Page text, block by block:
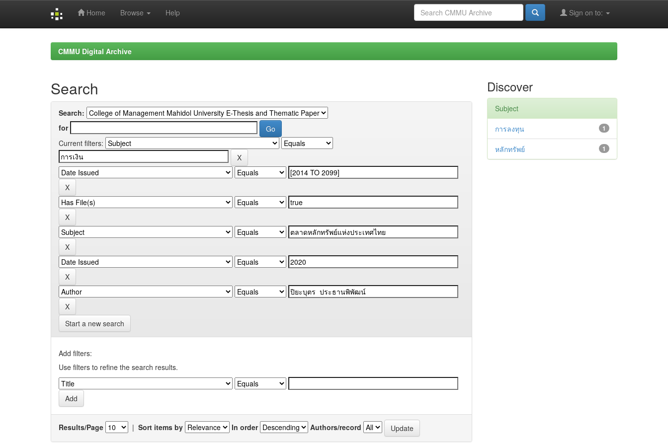
Home Browse Help Sign on to:
CMMU Digital Archive
Search
Search:
for
Current filters:
Start a new search
Add filters:
Use filters to refine the search results.
Results/Page | Sort items by In order Authors/record
Discover
Subject
1
การลงทุน
1
หลักทรัพย์